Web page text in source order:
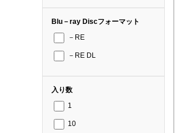
Blu－ray Discフォーマット
－RE
－RE DL
入り数
1
10